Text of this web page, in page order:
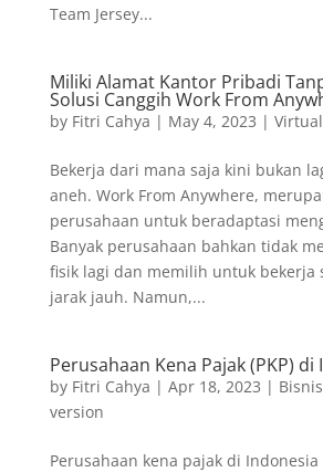
Team Jersey...
Miliki Alamat Kantor Pribadi
Solusi Canggih Work From
by Fitri Cahya | May 4, 2023 |
Bekerja dari mana saja kini bukan
aneh. Work From Anywhere,
perusahaan untuk beradaptasi
Banyak perusahaan bahkan tidak
fisik lagi dan memilih untuk bekerja
jarak jauh. Namun,...
Perusahaan Kena Pajak (PKP) di
by Fitri Cahya | Apr 18, 2023 | Bisnis
version
Perusahaan kena pajak di